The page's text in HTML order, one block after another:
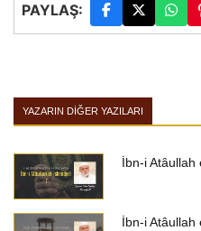
PAYLAŞ:
YAZARIN DIĞER YAZILARI
İbn-i Atâullah
İbn-i